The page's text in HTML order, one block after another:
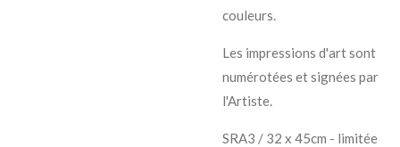
couleurs.
Les impressions d'art sont
numérotées et signées par
l'Artiste.
SRA3 / 32 x 45cm - limitée